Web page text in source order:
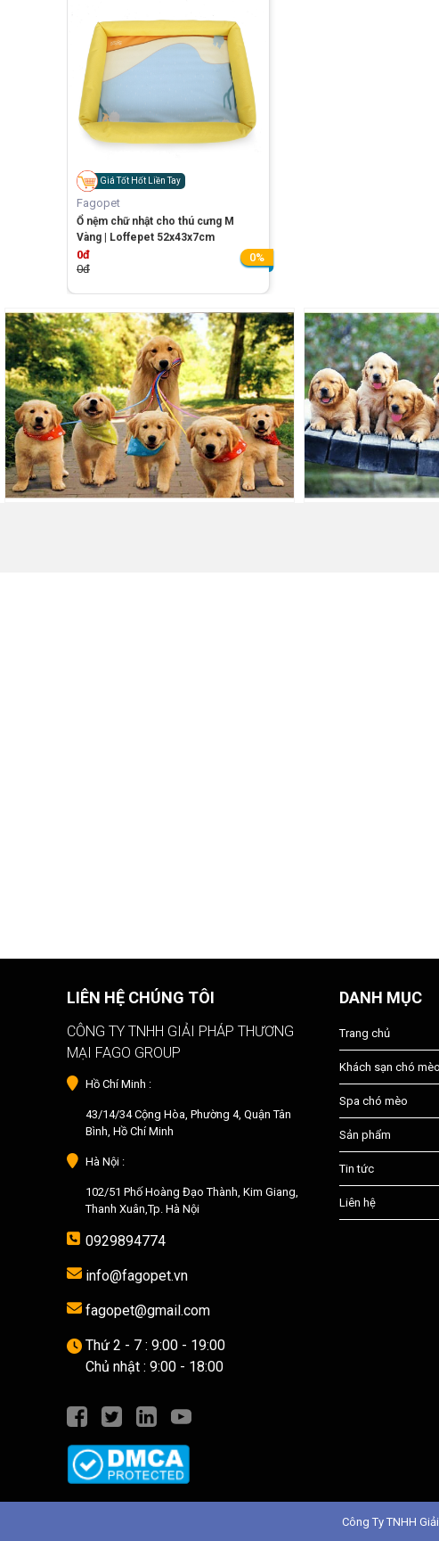
Giá Tốt Hốt Liền Tay
Fagopet
Ổ nệm chữ nhật cho thú cưng M
Vàng | Loffepet 52x43x7cm
0đ
0đ
0%
LIÊN HỆ CHÚNG TÔI
CÔNG TY TNHH GIẢI PHÁP THƯƠNG
MẠI FAGO GROUP
Hồ Chí Minh :
43/14/34 Cộng Hòa, Phường 4, Quận Tân
Bình, Hồ Chí Minh
Hà Nội :
102/51 Phố Hoàng Đạo Thành, Kim Giang,
Thanh Xuân,Tp. Hà Nội
0929894774
info@fagopet.vn
fagopet@gmail.com
Thứ 2 - 7 : 9:00 - 19:00
Chủ nhật : 9:00 - 18:00
DANH MỤC
Trang chủ
Khách sạn chó mèo
Spa chó mèo
Sản phẩm
Tin tức
Liên hệ
Công Ty TNHH